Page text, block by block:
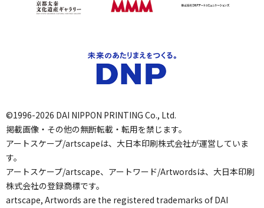
©1996-2026 DAI NIPPON PRINTING Co., Ltd.
掲載画像・その他の無断転載・転用を禁じます。
アートスケープ/artscapeは、大日本印刷株式会社が運営していま
す。
アートスケープ/artscape、アートワード/Artwordsは、大日本印刷
株式会社の登録商標です。
artscape, Artwords are the registered trademarks of DAI